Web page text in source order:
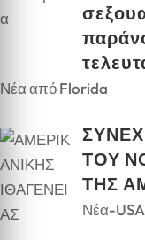
Νέα από Florida
ΤΟΥ
ΤΗΣ
Νέα-USA